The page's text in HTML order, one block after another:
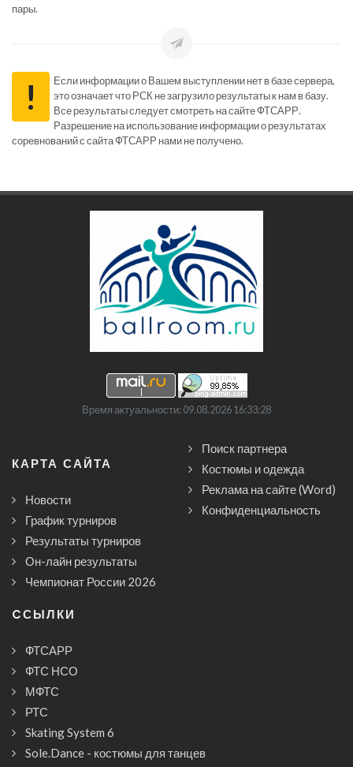
пары.
!
Если информации о Вашем выступлении нет в базе сервера,
это означает что РСК не загрузило результаты к нам в базу.
Все результаты следует смотреть на сайте ФТСАРР.
Разрешение на использование информации о результатах
соревнований с сайта ФТСАРР нами не получено.
Время актуальности: 09.08.2026 16:33:28
КАРТА САЙТА
Новости
График турниров
Результаты турниров
Он-лайн результаты
Чемпионат России 2026
Поиск партнера
Костюмы и одежда
Реклама на сайте (Word)
Конфиденциальность
CСЫЛКИ
ФТСАРР
ФТС НСО
МФТС
РТС
Skating System 6
Sole.Dance - костюмы для танцев